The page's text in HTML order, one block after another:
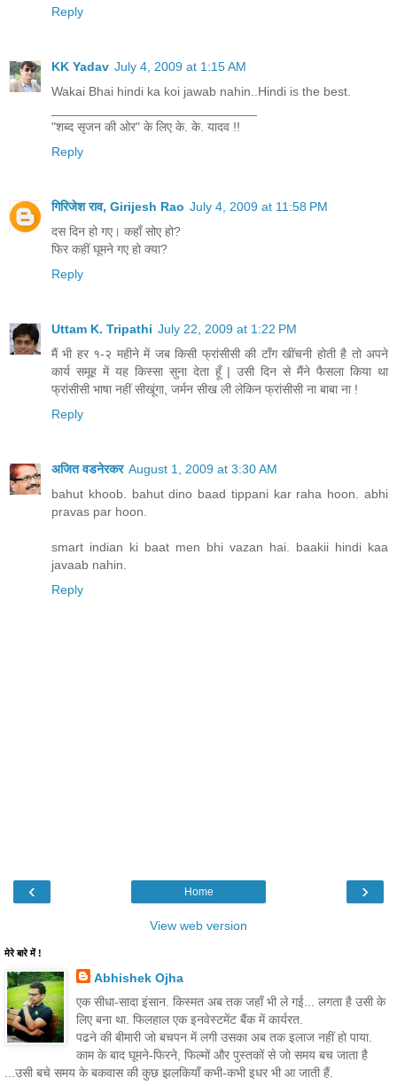
Reply
KK Yadav July 4, 2009 at 1:15 AM
Wakai Bhai hindi ka koi jawab nahin..Hindi is the best.
"शब्द सृजन की ओर" के लिए के. के. यादव !!
Reply
गिरिजेश राव, Girijesh Rao July 4, 2009 at 11:58 PM
दस दिन हो गए। कहाँ सोए हो?
फिर कहीं घूमने गए हो क्या?
Reply
Uttam K. Tripathi July 22, 2009 at 1:22 PM
मैं भी हर १-२ महीने में जब किसी फ्रांसीसी की टाँग खींचनी होती है तो अपने
कार्य समूह में यह किस्सा सुना देता हूँ | उसी दिन से मैंने फैसला किया था
फ्रांसीसी भाषा नहीं सीखूंगा, जर्मन सीख ली लेकिन फ्रांसीसी ना बाबा ना !
Reply
अजित वडनेरकर August 1, 2009 at 3:30 AM
bahut khoob. bahut dino baad tippani kar raha hoon. abhi
pravas par hoon.
smart indian ki baat men bhi vazan hai. baakii hindi kaa
javaab nahin.
Reply
‹ ›
Home
View web version
मेरे बारे में !
Abhishek Ojha
एक सीधा-सादा इंसान. किस्मत अब तक जहाँ भी ले गई... लगता है उसी के
लिए बना था. फिलहाल एक इनवेस्टमेंट बैंक में कार्यरत.
पढने की बीमारी जो बचपन में लगी उसका अब तक इलाज नहीं हो पाया.
काम के बाद घूमने-फिरने, फिल्मों और पुस्तकों से जो समय बच जाता है
...उसी बचे समय के बकवास की कुछ झलकियाँ कभी-कभी इधर भी आ जाती हैं.